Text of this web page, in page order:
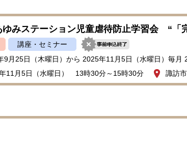
みステーション児童虐待防止学習会 “「
講座・セミナー
9月25日（木曜日）から 2025年11月5日（水曜日）毎月
11月5日（水曜日） 13時30分～15時30分
諏訪